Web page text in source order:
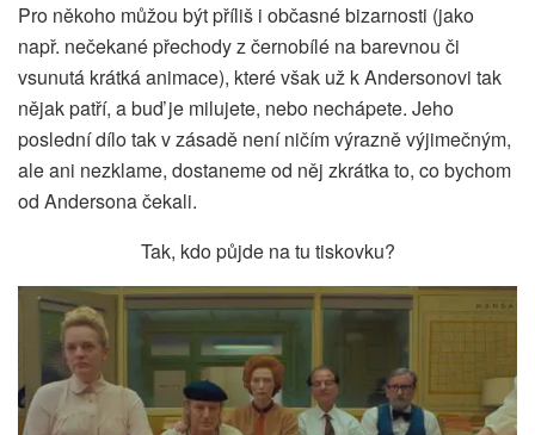
Pro někoho můžou být příliš i občasné bizarnosti (jako
např. nečekané přechody z černobílé na barevnou či
vsunutá krátká animace), které však už k Andersonovi tak
nějak patří, a buď je milujete, nebo nechápete. Jeho
poslední dílo tak v zásadě není ničím výrazně výjimečným,
ale ani nezklame, dostaneme od něj zkrátka to, co bychom
od Andersona čekali.
Tak, kdo půjde na tu tiskovku?